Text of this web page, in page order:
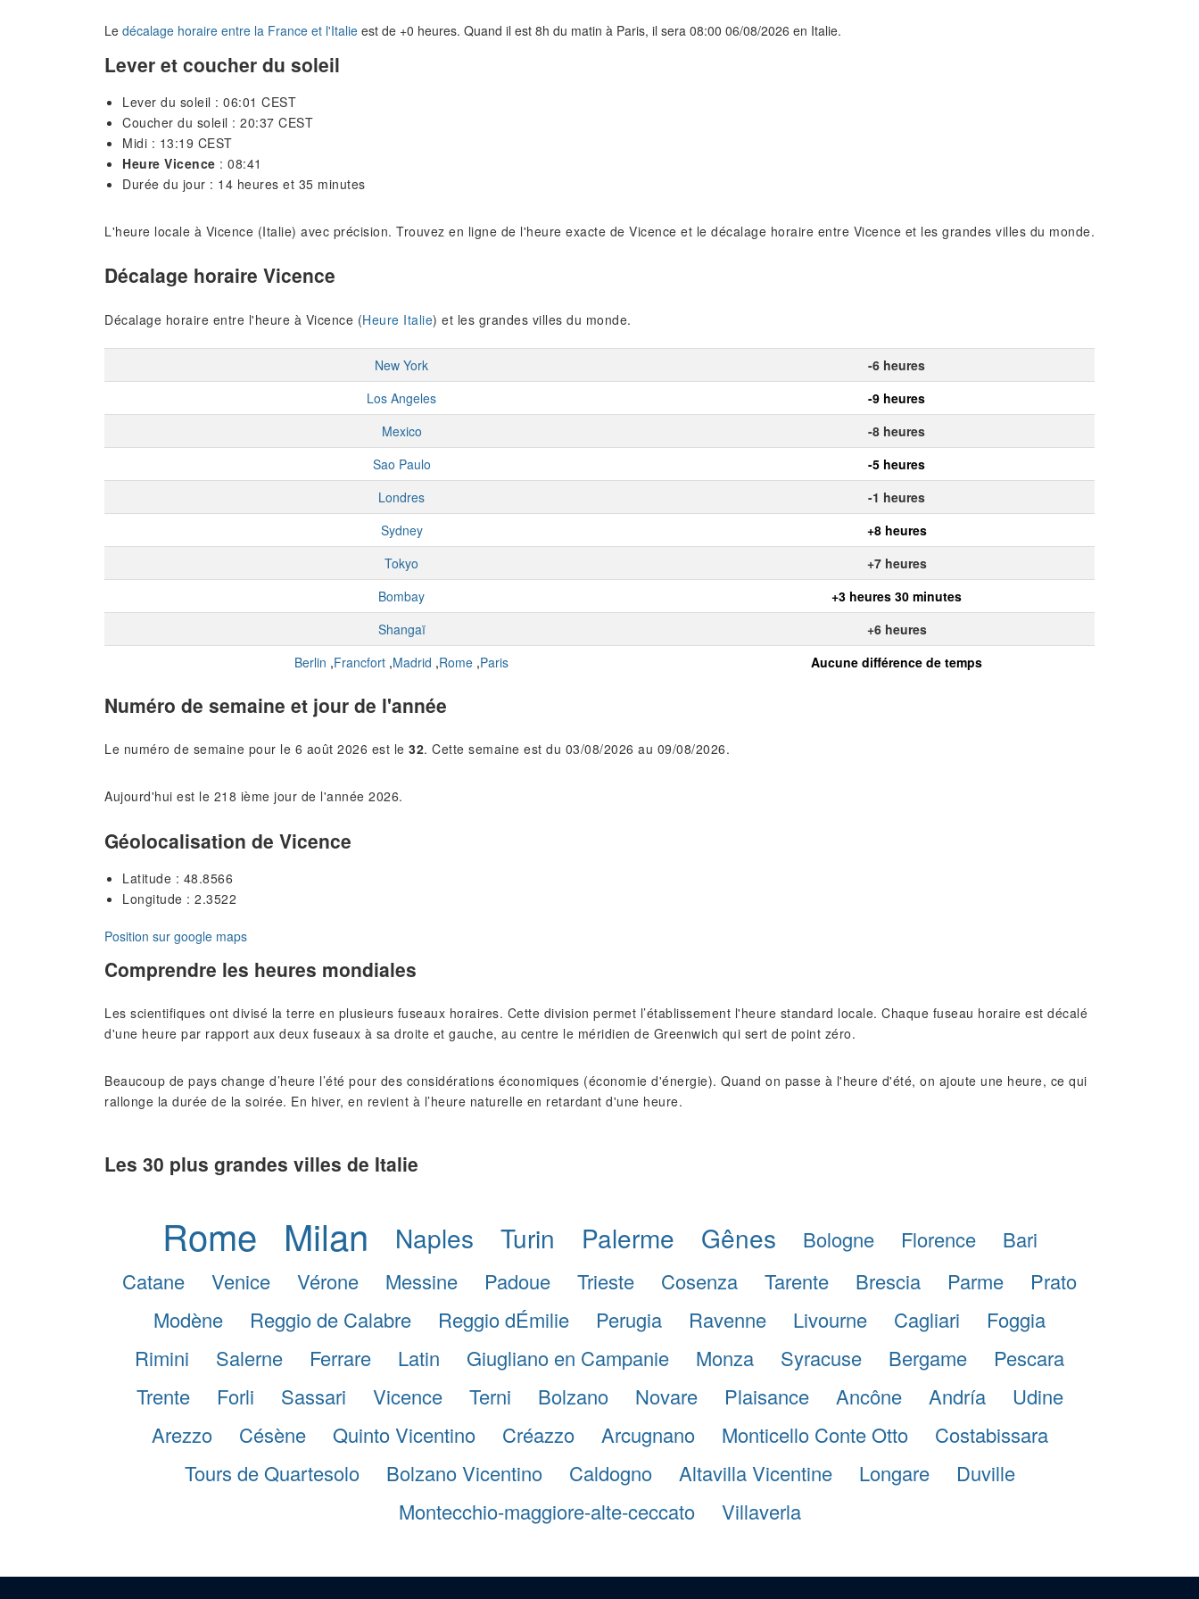
Le décalage horaire entre la France et l'Italie est de +0 heures. Quand il est 8h du matin à Paris, il sera 08:00 06/08/2026 en Italie.
Lever et coucher du soleil
Lever du soleil : 06:01 CEST
Coucher du soleil : 20:37 CEST
Midi : 13:19 CEST
Heure Vicence : 08:41
Durée du jour : 14 heures et 35 minutes
L'heure locale à Vicence (Italie) avec précision. Trouvez en ligne de l'heure exacte de Vicence et le décalage horaire entre Vicence et les grandes villes du monde.
Décalage horaire Vicence
Décalage horaire entre l'heure à Vicence (Heure Italie) et les grandes villes du monde.
New York
-6 heures
Los Angeles
-9 heures
Mexico
-8 heures
Sao Paulo
-5 heures
Londres
-1 heures
Sydney
+8 heures
Tokyo
+7 heures
Bombay
+3 heures 30 minutes
Shangaï
+6 heures
Berlin ,Francfort ,Madrid ,Rome ,Paris Aucune différence de temps
Numéro de semaine et jour de l'année
Le numéro de semaine pour le 6 août 2026 est le 32. Cette semaine est du 03/08/2026 au 09/08/2026.
Aujourd'hui est le 218 ième jour de l'année 2026.
Géolocalisation de Vicence
Latitude : 48.8566
Longitude : 2.3522
Position sur google maps
Comprendre les heures mondiales
Les scientifiques ont divisé la terre en plusieurs fuseaux horaires. Cette division permet l’établissement l'heure standard locale. Chaque fuseau horaire est décalé
d'une heure par rapport aux deux fuseaux à sa droite et gauche, au centre le méridien de Greenwich qui sert de point zéro.
Beaucoup de pays change d’heure l’été pour des considérations économiques (économie d'énergie). Quand on passe à l'heure d'été, on ajoute une heure, ce qui
rallonge la durée de la soirée. En hiver, en revient à l’heure naturelle en retardant d'une heure.
Les 30 plus grandes villes de Italie
Rome Milan Naples Turin Palerme Gênes Bologne Florence
Bari
Catane
Venice Vérone Messine Padoue Trieste Cosenza Tarente Brescia Parme
Prato
Modène
Reggio de Calabre Reggio dÉmilie Perugia Ravenne Livourne Cagliari
Foggia
Rimini
Salerne Ferrare Latin Giugliano en Campanie Monza Syracuse Bergame
Pescara
Trente
Forli Sassari Vicence Terni Bolzano Novare Plaisance Ancône Andría
Udine
Arezzo
Césène Quinto Vicentino Créazzo Arcugnano Monticello Conte Otto
Costabissara
Tours de Quartesolo
Bolzano Vicentino Caldogno Altavilla Vicentine Longare
Duville
Montecchio-maggiore-alte-ceccato
Villaverla